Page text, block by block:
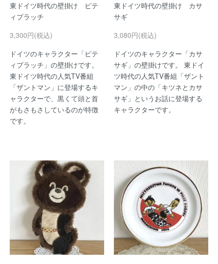
東ドイツ時代の壁掛け ピテ
ィプラッチ
3,300円(税込)
ドイツのキャラクター「ピテ
ィプラッチ」の壁掛けです。
東ドイツ時代の人気TV番組
「ザントマン」に登場するキ
ャラクターで、黒くて頭と首
がもさもさしているのが特徴
です。
東ドイツ時代の壁掛け カサ
サギ
3,080円(税込)
ドイツのキャラクター「カサ
サギ」の壁掛けです。 東ドイ
ツ時代の人気TV番組「ザント
マン」の中の「キツネとカサ
サギ」というお話に登場する
キャラクターです。